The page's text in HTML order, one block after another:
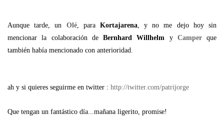
Aunque tarde, un Olé, para Kortajarena, y no me dejo hoy sin
mencionar la colaboración de Bernhard Willhelm y Camperque
también había mencionado con anterioridad.
ah y si quieres seguirme en twitter : http://twitter.com/patrijorge
Que tengan un fantástico día...mañana ligerito, promise!